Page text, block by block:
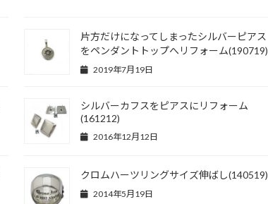
片方だけになってしまったシルバーピアス
をペンダントトップへリフォーム(190719)
2019年7月19日
シルバーカフスをピアスにリフォーム
(161212)
2016年12月12日
クロムハーツリングサイズ伸ばし(140519)
2014年5月19日